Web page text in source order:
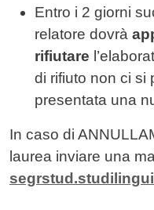
Entro i 2 giorni
relatore dovrà
rifiutare
di rifiuto non ci si
presentata una
In caso di
laurea inviare una